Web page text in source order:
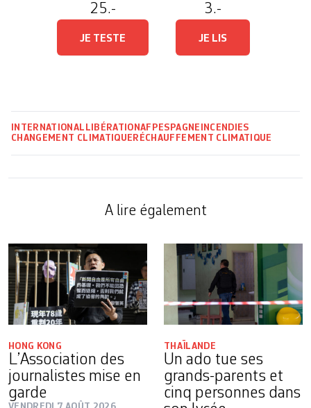
25.-
JE TESTE
3.-
JE LIS
INTERNATIONAL LIBÉRATIONAFP ESPAGNE
INCENDIES
CHANGEMENT CLIMATIQUE RÉCHAUFFEMENT CLIMATIQUE
A lire également
HONG KONG
L’Association des
journalistes mise en
garde
THAÏLANDE
Un ado tue ses
grands-parents et
cinq personnes dans